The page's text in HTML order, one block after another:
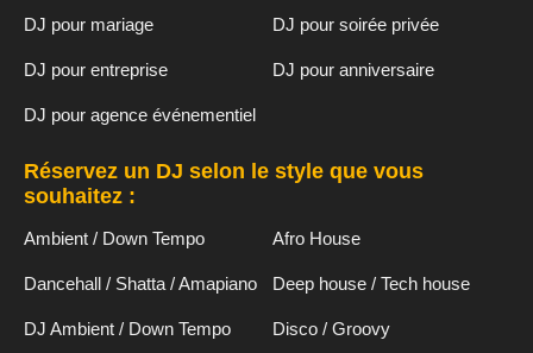
DJ pour mariage DJ pour soirée privée
DJ pour entreprise DJ pour anniversaire
DJ pour agence événementiel
Réservez un DJ selon le style que vous
souhaitez :
Ambient / Down Tempo Afro House
Dancehall / Shatta / Amapiano Deep house / Tech house
DJ Ambient / Down Tempo Disco / Groovy